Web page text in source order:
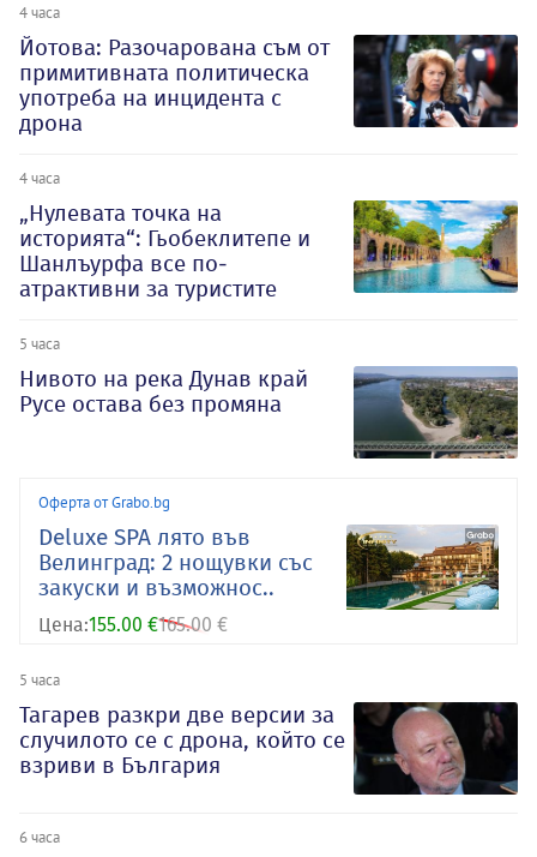
4 часа
Йотова: Разочарована съм от
примитивната политическа
употреба на инцидента с
дрона
4 часа
„Нулевата точка на
историята“: Гьобеклитепе и
Шанлъурфа все по-
атрактивни за туристите
5 часа
Нивото на река Дунав край
Русе остава без промяна
Оферта от Grabo.bg
Deluxe SPA лято във
Велинград: 2 нощувки със
закуски и възможнос..
Цена:155.00 €165.00 €
5 часа
Тагарев разкри две версии за
случилото се с дрона, който се
взриви в България
6 часа